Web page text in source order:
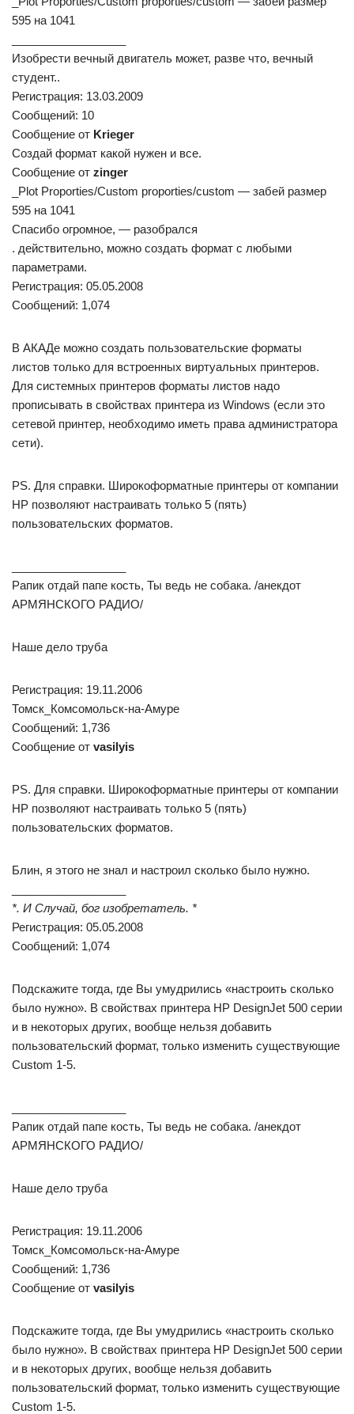
595 на 1041
Изобрести вечный двигатель может, разве что, вечный
студент..
Регистрация: 13.03.2009
Сообщений: 10
Сообщение от Krieger
Создай формат какой нужен и все.
Сообщение от zinger
_Plot Proporties/Custom proporties/custom — забей размер
595 на 1041
Спасибо огромное, — разобрался
. действительно, можно создать формат с любыми
параметрами.
Регистрация: 05.05.2008
Сообщений: 1,074
В АКАДе можно создать пользовательские форматы
листов только для встроенных виртуальных принтеров.
Для системных принтеров форматы листов надо
прописывать в свойствах принтера из Windows (если это
сетевой принтер, необходимо иметь права администратора
сети).
PS. Для справки. Широкоформатные принтеры от компании
HP позволяют настраивать только 5 (пять)
пользовательских форматов.
Рапик отдай папе кость, Ты ведь не собака. /анекдот
АРМЯНСКОГО РАДИО/
Наше дело труба
Регистрация: 19.11.2006
Томск_Комсомольск-на-Амуре
Сообщений: 1,736
Сообщение от vasilyis
PS. Для справки. Широкоформатные принтеры от компании
HP позволяют настраивать только 5 (пять)
пользовательских форматов.
Блин, я этого не знал и настроил сколько было нужно.
*. И Случай, бог изобретатель. *
Регистрация: 05.05.2008
Сообщений: 1,074
Подскажите тогда, где Вы умудрились «настроить сколько
было нужно». В свойствах принтера HP DesignJet 500 серии
и в некоторых других, вообще нельзя добавить
пользовательский формат, только изменить существующие
Custom 1-5.
Рапик отдай папе кость, Ты ведь не собака. /анекдот
АРМЯНСКОГО РАДИО/
Наше дело труба
Регистрация: 19.11.2006
Томск_Комсомольск-на-Амуре
Сообщений: 1,736
Сообщение от vasilyis
Подскажите тогда, где Вы умудрились «настроить сколько
было нужно». В свойствах принтера HP DesignJet 500 серии
и в некоторых других, вообще нельзя добавить
пользовательский формат, только изменить существующие
Custom 1-5.